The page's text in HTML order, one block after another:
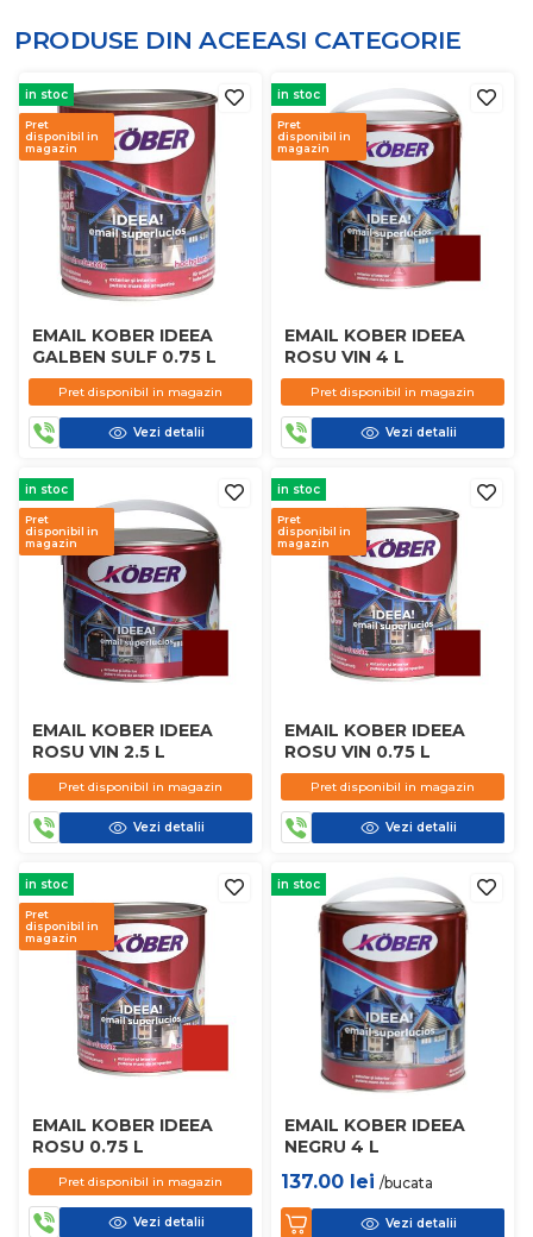
PRODUSE DIN ACEEASI CATEGORIE
in stoc
Pret
disponibil in
magazin
EMAIL KOBER IDEEA
GALBEN SULF 0.75 L
Pret disponibil in magazin
Vezi detalii
in stoc
Pret
disponibil in
magazin
EMAIL KOBER IDEEA
ROSU VIN 4 L
Pret disponibil in magazin
Vezi detalii
in stoc
Pret
disponibil in
magazin
EMAIL KOBER IDEEA
ROSU VIN 2.5 L
Pret disponibil in magazin
Vezi detalii
in stoc
Pret
disponibil in
magazin
EMAIL KOBER IDEEA
ROSU VIN 0.75 L
Pret disponibil in magazin
Vezi detalii
in stoc
Pret
disponibil in
magazin
EMAIL KOBER IDEEA
ROSU 0.75 L
Pret disponibil in magazin
Vezi detalii
in stoc
EMAIL KOBER IDEEA
NEGRU 4 L
137.00 lei /bucata
Vezi detalii